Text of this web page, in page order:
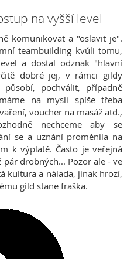
na vyšší level
komunikovat a "oslavit je".
teambuilding kvůli tomu,
a dostal odznak "hlavní
dobré jej, v rámci gildy
pochválit, případně
na mysli spíše třeba
voucher na masáž atd.,
nechceme aby se
se a uznání proměnila na
k výplatě. Často je veřejná
drobných... Pozor ale - ve
kultura a nálada, jinak hrozí,
gild stane fraška.